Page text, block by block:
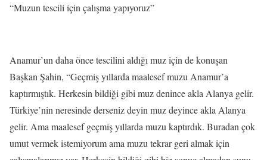
“Muzun tescili için çalışma yapıyoruz”
Anamur’un daha önce tescilini aldığı muz için de konuşan
Başkan Şahin, “Geçmiş yıllarda maalesef muzu Anamur’a
kaptırmıştık. Herkesin bildiği gibi muz denince akla Alanya gelir.
Türkiye’nin neresinde derseniz deyin muz deyince akla Alanya
gelir. Ama maalesef geçmiş yıllarda muzu kaptırdık. Buradan çok
umut vermek istemiyorum ama muzu tekrar geri almak için